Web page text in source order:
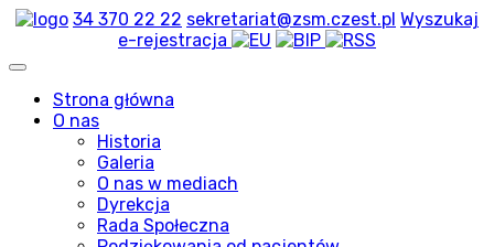
34 370 22 22 sekretariat@zsm.czest.pl Wyszukaj
e-rejestracja
Strona główna
O nas
Historia
Galeria
O nas w mediach
Dyrekcja
Rada Społeczna